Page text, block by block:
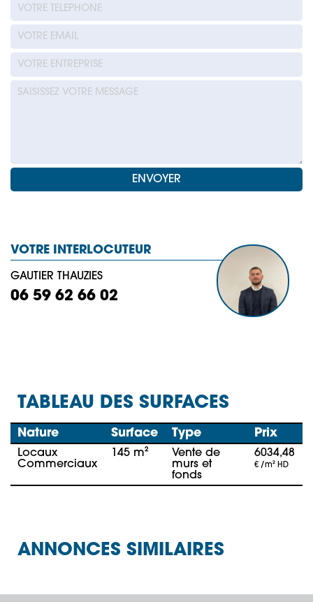
VOTRE INTERLOCUTEUR
GAUTIER THAUZIES
06 59 62 66 02
TABLEAU DES SURFACES
Nature Surface Type Prix
Locaux
Commerciaux
145 m²
Vente de
murs et
fonds
6034,48
€ /m² HD
ANNONCES SIMILAIRES